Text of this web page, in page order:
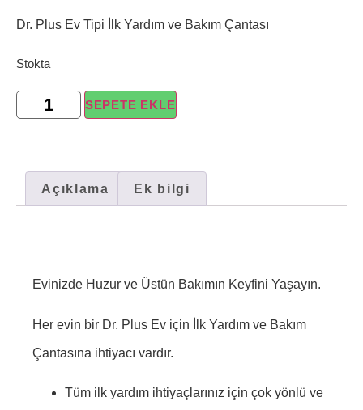
Dr. Plus Ev Tipi İlk Yardım ve Bakım Çantası
Stokta
SEPETE EKLE
Açıklama Ek bilgi
Evinizde Huzur ve Üstün Bakımın Keyfini Yaşayın.
Her evin bir Dr. Plus Ev için İlk Yardım ve Bakım
Çantasına ihtiyacı vardır.
Tüm ilk yardım ihtiyaçlarınız için çok yönlü ve